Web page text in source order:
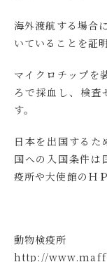
海外渡航する場合
いていることを証
マイクロチップを
ろで採血し、検査
す。
日本を出国するた
国への入国条件は
疫所や大使館のＨ
動物検疫所
http://